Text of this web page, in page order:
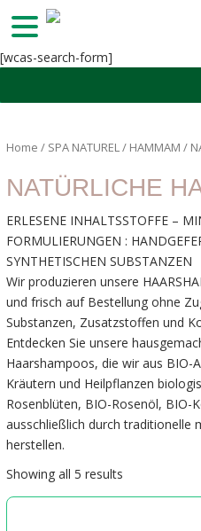
k
p
[wcas-search-form]
Home / SPA NATUREL/ HAMMAM /
NATÜRLICHE
ERLESENE INHALTSSTOFFE –
FORMULIERUNGEN :
SYNTHETISCHEN SUBSTANZEN
Wir produzieren unsere
und frisch auf Bestellung ohne
Substanzen, Zusatzstoffen und
Entdecken Sie unsere
Haarshampoos, die wir aus BIO-
Kräutern und Heilpflanzen
Rosenblüten, BIO-Rosenöl, BIO-
ausschließlich durch traditionelle
herstellen.
Showing all 5 results